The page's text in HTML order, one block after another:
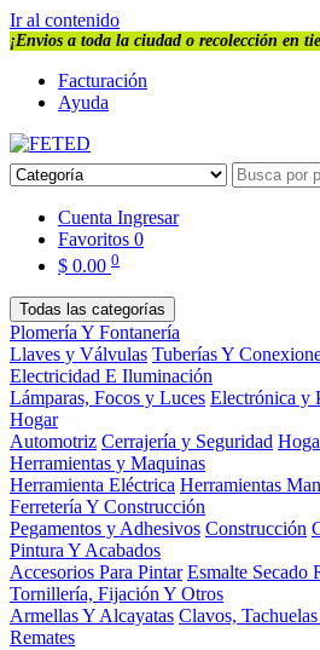
Ir al contenido
¡Envios a toda la ciudad o recolección en
Facturación
Ayuda
Cuenta Ingresar
Favoritos 0
$ 0.00 0
Todas las categorías
Plomería Y Fontanería
Llaves y Válvulas Tuberías Y
Electricidad E Iluminación
Lámparas, Focos y Luces Electrónica y
Hogar
Automotriz Cerrajería y Seguridad
Herramientas y Maquinas
Herramienta Eléctrica Herramientas
Ferretería Y Construcción
Pegamentos y Adhesivos Construcción
Pintura Y Acabados
Accesorios Para Pintar Esmalte Secado
Tornillería, Fijación Y Otros
Armellas Y Alcayatas Clavos,
Remates